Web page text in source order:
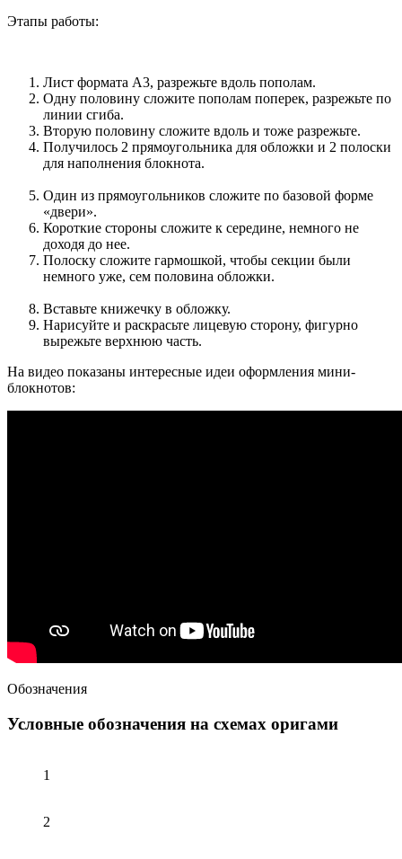
Этапы работы:
Лист формата А3, разрежьте вдоль пополам.
Одну половину сложите пополам поперек, разрежьте по
линии сгиба.
Вторую половину сложите вдоль и тоже разрежьте.
Получилось 2 прямоугольника для обложки и 2 полоски
для наполнения блокнота.
Один из прямоугольников сложите по базовой форме
«двери».
Короткие стороны сложите к середине, немного не
доходя до нее.
Полоску сложите гармошкой, чтобы секции были
немного уже, сем половина обложки.
Вставьте книжечку в обложку.
Нарисуйте и раскрасьте лицевую сторону, фигурно
вырежьте верхнюю часть.
На видео показаны интересные идеи оформления мини-
блокнотов:
Обозначения
Условные обозначения на схемах оригами
1
2